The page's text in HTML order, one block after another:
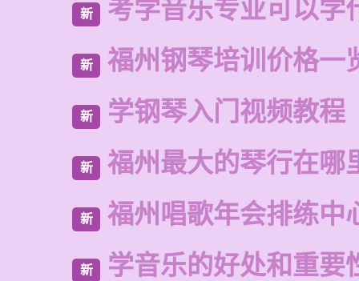
新 考学音乐专业可以学
新 福州钢琴培训价格一
新 学钢琴入门视频教程
新 福州最大的琴行在哪
新 福州唱歌年会排练中
新 学音乐的好处和重要